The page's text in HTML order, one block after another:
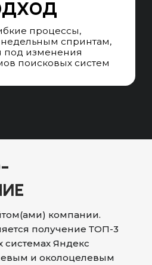
компании.
получение ТОП-3
Яндекс
и околоцелевым